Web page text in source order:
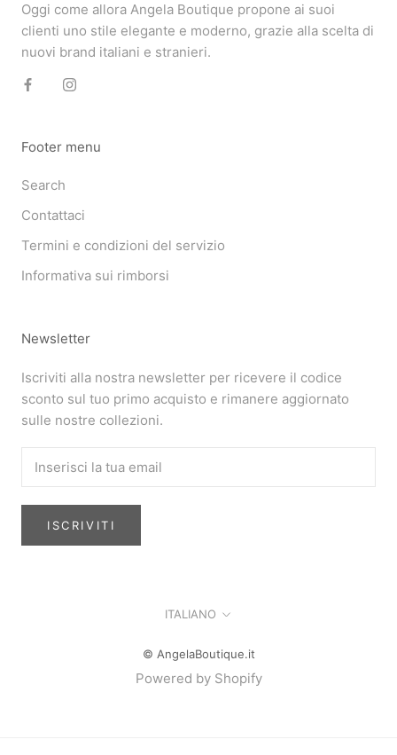
Oggi come allora Angela Boutique propone ai suoi
clienti uno stile elegante e moderno, grazie alla scelta di
nuovi brand italiani e stranieri.
Footer menu
Search
Contattaci
Termini e condizioni del servizio
Informativa sui rimborsi
Newsletter
Iscriviti alla nostra newsletter per ricevere il codice
sconto sul tuo primo acquisto e rimanere aggiornato
sulle nostre collezioni.
ISCRIVITI
Lingua
ITALIANO
© AngelaBoutique.it
Powered by Shopify